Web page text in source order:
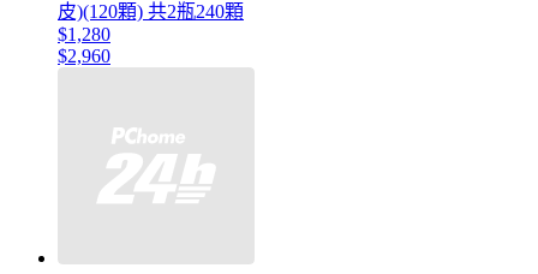
皮)(120顆) 共2瓶240顆
$1,280
$2,960